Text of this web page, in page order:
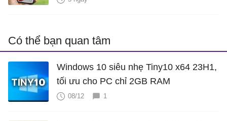
Có thể bạn quan tâm
Windows 10 siêu nhẹ Tiny10 x64 23H1,
tối ưu cho PC chỉ 2GB RAM
08/12 1